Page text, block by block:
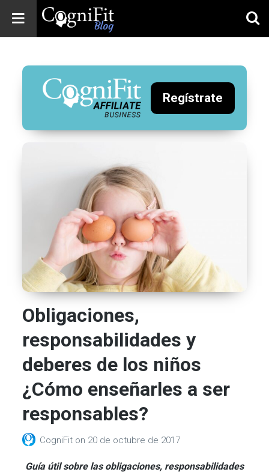
Blog: Brain
Health
News
Brain Training,
Mental Health, and
Wellness
Regístrate
Obligaciones,
responsabilidades y
deberes de los niños
¿Cómo enseñarles a ser
responsables?
CogniFit on 20 de octubre de 2017
Guía útil sobre las obligaciones, responsabilidades